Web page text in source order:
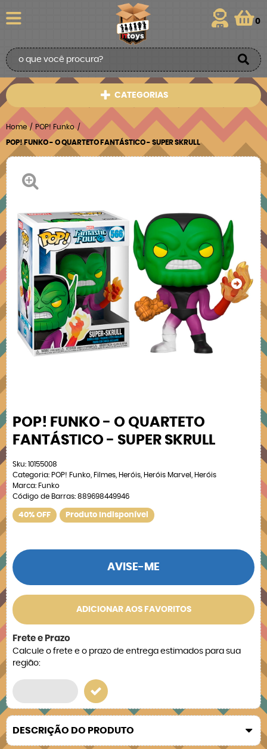
0
CATEGORIAS
Home POP! Funko
POP! FUNKO - O QUARTETO FANTÁSTICO - SUPER SKRULL
POP! FUNKO - O QUARTETO
FANTÁSTICO - SUPER SKRULL
Sku: 10155008
Categoria: POP! Funko Filmes Heróis Heróis Marvel
Heróis
Marca: Funko
Código de Barras: 889698449946
40% OFF Produto Indisponível
AVISE-ME
ADICIONAR AOS FAVORITOS
Frete e Prazo
Calcule o frete e o prazo de entrega estimados para sua
região:
DESCRIÇÃO DO PRODUTO